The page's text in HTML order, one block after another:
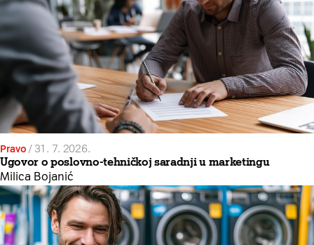
Pravo / 31. 7. 2026.
Ugovor o poslovno-tehničkoj saradnji u marketingu
Milica Bojanić